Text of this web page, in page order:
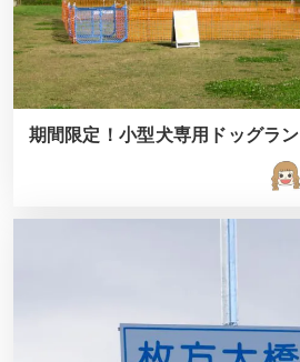
期間限定！小型犬専用ドッグラン